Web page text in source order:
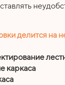
делится на
каркаса